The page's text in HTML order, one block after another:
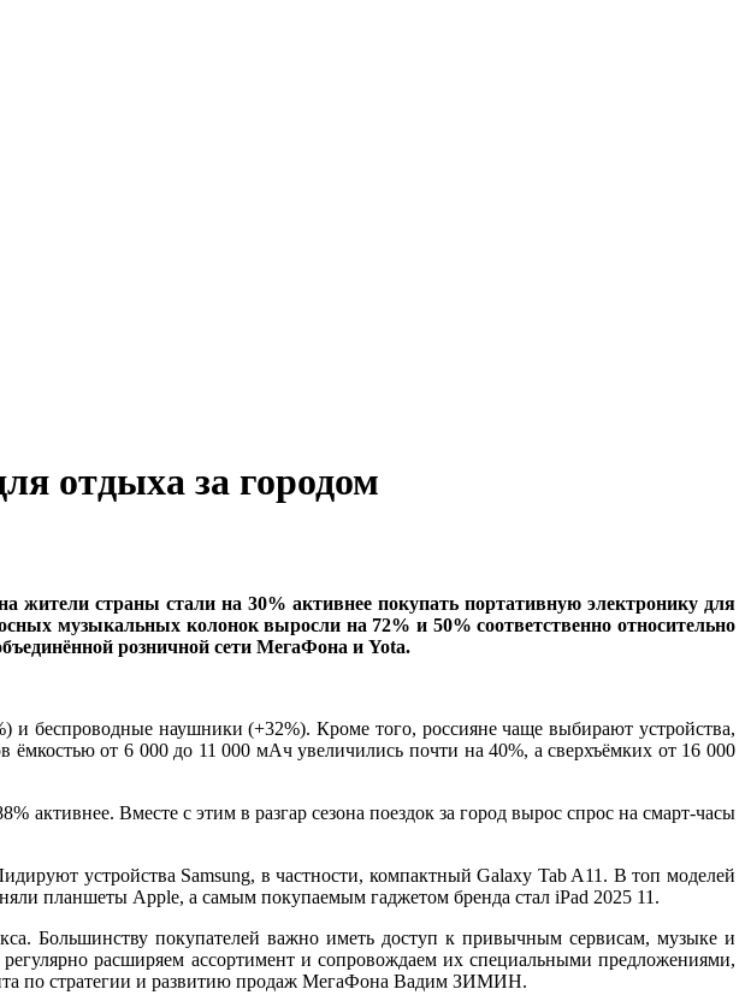
отдыха за городом
жители страны стали на 30% активнее покупать портативную электронику для
музыкальных колонок выросли на 72% и 50% соответственно относительно
розничной сети МегаФона и Yota.
и беспроводные наушники (+32%). Кроме того, россияне чаще выбирают устройства,
от 6 000 до 11 000 мАч увеличились почти на 40%, а сверхъёмких от 16 000
Вместе с этим в разгар сезона поездок за город вырос спрос на смарт-часы
устройства Samsung, в частности, компактный Galaxy Tab A11. В топ моделей
планшеты Apple, а самым покупаемым гаджетом бренда стал iPad 2025 11.
Большинству покупателей важно иметь доступ к привычным сервисам, музыке и
расширяем ассортимент и сопровождаем их специальными предложениями,
по стратегии и развитию продаж МегаФона Вадим ЗИМИН.